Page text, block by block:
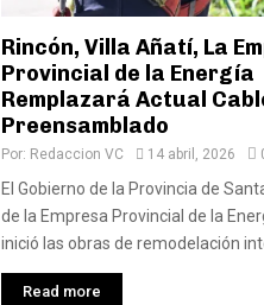
Rincón, Villa Añatí, La
Provincial de la Energía
Remplazará Actual
Preensamblado
Por: Redaccion VC 14 abril, 2026
El Gobierno de la Provincia de
de la Empresa Provincial de la
inició las obras de remodelación
Read more